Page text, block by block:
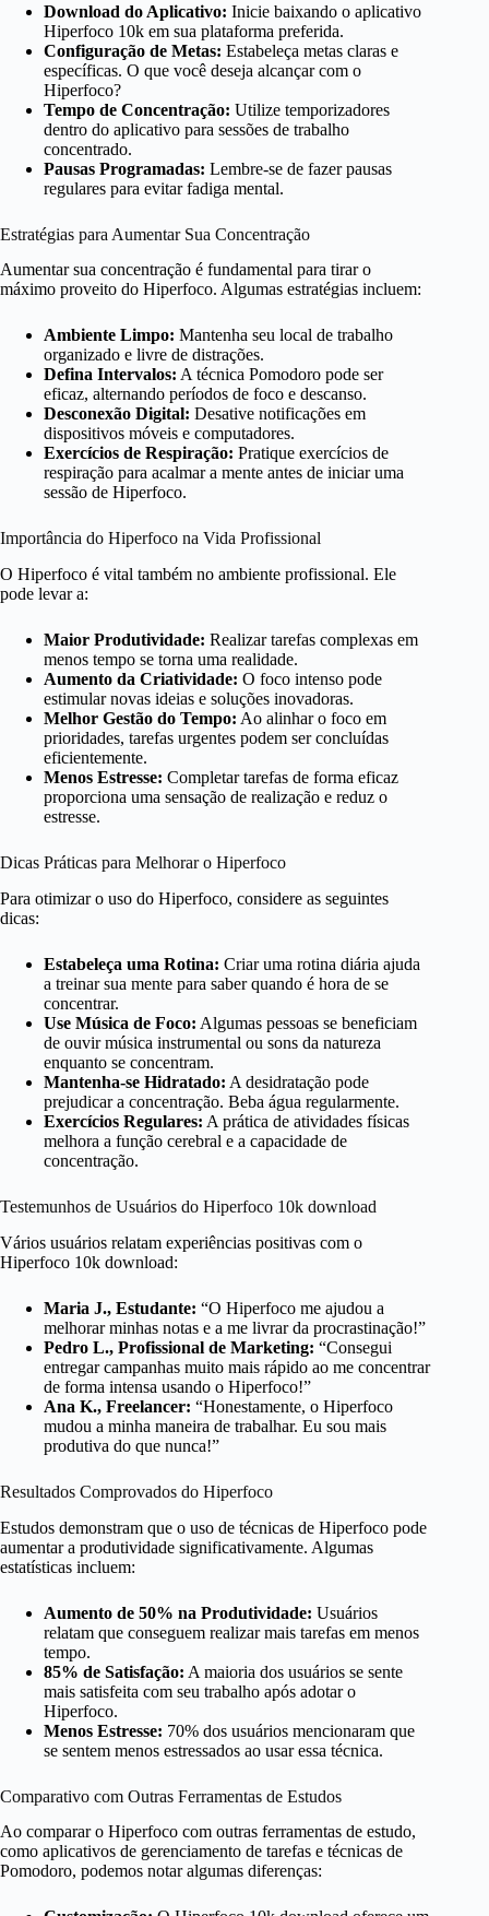
Download do Aplicativo: Inicie baixando o aplicativo
Hiperfoco 10k em sua plataforma preferida.
Configuração de Metas: Estabeleça metas claras e
específicas. O que você deseja alcançar com o
Hiperfoco?
Tempo de Concentração: Utilize temporizadores
dentro do aplicativo para sessões de trabalho
concentrado.
Pausas Programadas: Lembre-se de fazer pausas
regulares para evitar fadiga mental.
Estratégias para Aumentar Sua Concentração
Aumentar sua concentração é fundamental para tirar o
máximo proveito do Hiperfoco. Algumas estratégias incluem:
Ambiente Limpo: Mantenha seu local de trabalho
organizado e livre de distrações.
Defina Intervalos: A técnica Pomodoro pode ser
eficaz, alternando períodos de foco e descanso.
Desconexão Digital: Desative notificações em
dispositivos móveis e computadores.
Exercícios de Respiração: Pratique exercícios de
respiração para acalmar a mente antes de iniciar uma
sessão de Hiperfoco.
Importância do Hiperfoco na Vida Profissional
O Hiperfoco é vital também no ambiente profissional. Ele
pode levar a:
Maior Produtividade: Realizar tarefas complexas em
menos tempo se torna uma realidade.
Aumento da Criatividade: O foco intenso pode
estimular novas ideias e soluções inovadoras.
Melhor Gestão do Tempo: Ao alinhar o foco em
prioridades, tarefas urgentes podem ser concluídas
eficientemente.
Menos Estresse: Completar tarefas de forma eficaz
proporciona uma sensação de realização e reduz o
estresse.
Dicas Práticas para Melhorar o Hiperfoco
Para otimizar o uso do Hiperfoco, considere as seguintes
dicas:
Estabeleça uma Rotina: Criar uma rotina diária ajuda
a treinar sua mente para saber quando é hora de se
concentrar.
Use Música de Foco: Algumas pessoas se beneficiam
de ouvir música instrumental ou sons da natureza
enquanto se concentram.
Mantenha-se Hidratado: A desidratação pode
prejudicar a concentração. Beba água regularmente.
Exercícios Regulares: A prática de atividades físicas
melhora a função cerebral e a capacidade de
concentração.
Testemunhos de Usuários do Hiperfoco 10k download
Vários usuários relatam experiências positivas com o
Hiperfoco 10k download:
Maria J., Estudante: “O Hiperfoco me ajudou a
melhorar minhas notas e a me livrar da procrastinação!”
Pedro L., Profissional de Marketing: “Consegui
entregar campanhas muito mais rápido ao me concentrar
de forma intensa usando o Hiperfoco!”
Ana K., Freelancer: “Honestamente, o Hiperfoco
mudou a minha maneira de trabalhar. Eu sou mais
produtiva do que nunca!”
Resultados Comprovados do Hiperfoco
Estudos demonstram que o uso de técnicas de Hiperfoco pode
aumentar a produtividade significativamente. Algumas
estatísticas incluem:
Aumento de 50% na Produtividade: Usuários
relatam que conseguem realizar mais tarefas em menos
tempo.
85% de Satisfação: A maioria dos usuários se sente
mais satisfeita com seu trabalho após adotar o
Hiperfoco.
Menos Estresse: 70% dos usuários mencionaram que
se sentem menos estressados ao usar essa técnica.
Comparativo com Outras Ferramentas de Estudos
Ao comparar o Hiperfoco com outras ferramentas de estudo,
como aplicativos de gerenciamento de tarefas e técnicas de
Pomodoro, podemos notar algumas diferenças: